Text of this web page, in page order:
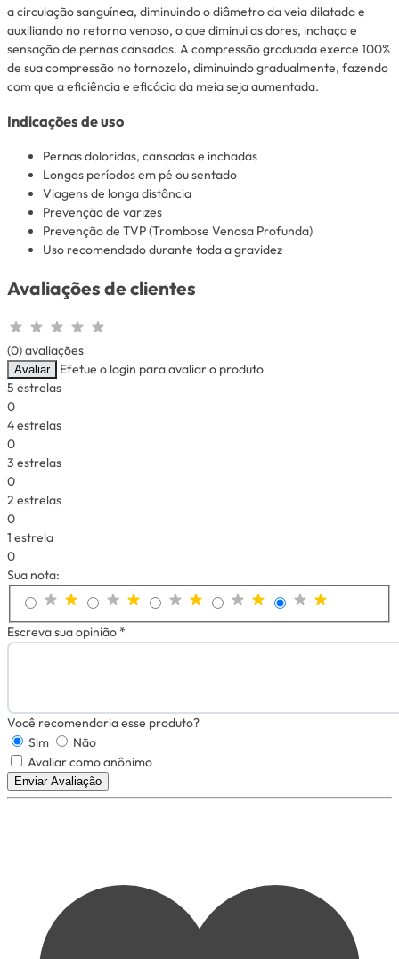
a circulação sanguínea, diminuindo o diâmetro da veia dilatada e
auxiliando no retorno venoso, o que diminui as dores, inchaço e
sensação de pernas cansadas. A compressão graduada exerce 100%
de sua compressão no tornozelo, diminuindo gradualmente, fazendo
com que a eficiência e eficácia da meia seja aumentada.
Indicações de uso
Pernas doloridas, cansadas e inchadas
Longos períodos em pé ou sentado
Viagens de longa distância
Prevenção de varizes
Prevenção de TVP (Trombose Venosa Profunda)
Uso recomendado durante toda a gravidez
Avaliações de clientes
(0) avaliações
Avaliar
Efetue o login para avaliar o produto
5 estrelas
0
4 estrelas
0
3 estrelas
0
2 estrelas
0
1 estrela
0
Sua nota:
Escreva sua opinião *
Você recomendaria esse produto?
Sim
Não
Avaliar como anônimo
Enviar Avaliação